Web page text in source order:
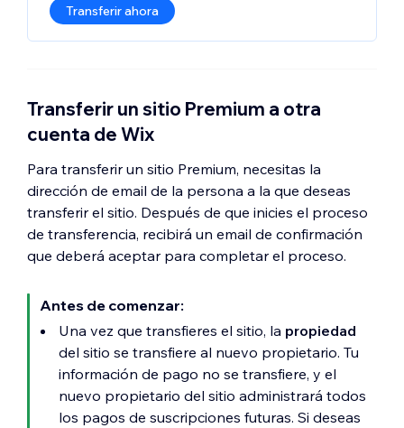
Transferir ahora
Transferir un sitio Premium a otra
cuenta de Wix
Para transferir un sitio Premium, necesitas la
dirección de email de la persona a la que deseas
transferir el sitio. Después de que inicies el proceso
de transferencia, recibirá un email de confirmación
que deberá aceptar para completar el proceso.
Antes de comenzar:
Una vez que transfieres el sitio, la propiedad
del sitio se transfiere al nuevo propietario. Tu
información de pago no se transfiere, y el
nuevo propietario del sitio administrará todos
los pagos de suscripciones futuras. Si deseas